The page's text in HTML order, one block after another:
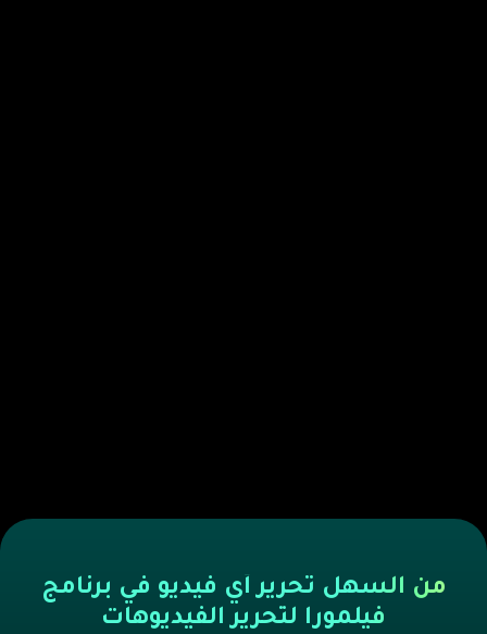
من السهل تحرير أي فيديو في برنامج
فيلمورا لتحرير الفيديوهات